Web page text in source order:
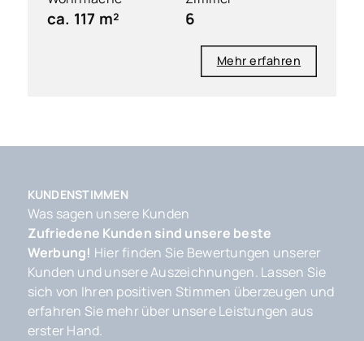
ca. 117 m² 6
Mehr erfahren
KUNDENSTIMMEN
Was sagen unsere Kunden
Zufriedene Kunden sind unsere beste
Werbung! Hier finden Sie Bewertungen unserer
Kunden und unsere Auszeichnungen. Lassen Sie
sich von Ihren positiven Stimmen überzeugen und
erfahren Sie mehr über unsere Leistungen aus
erster Hand.